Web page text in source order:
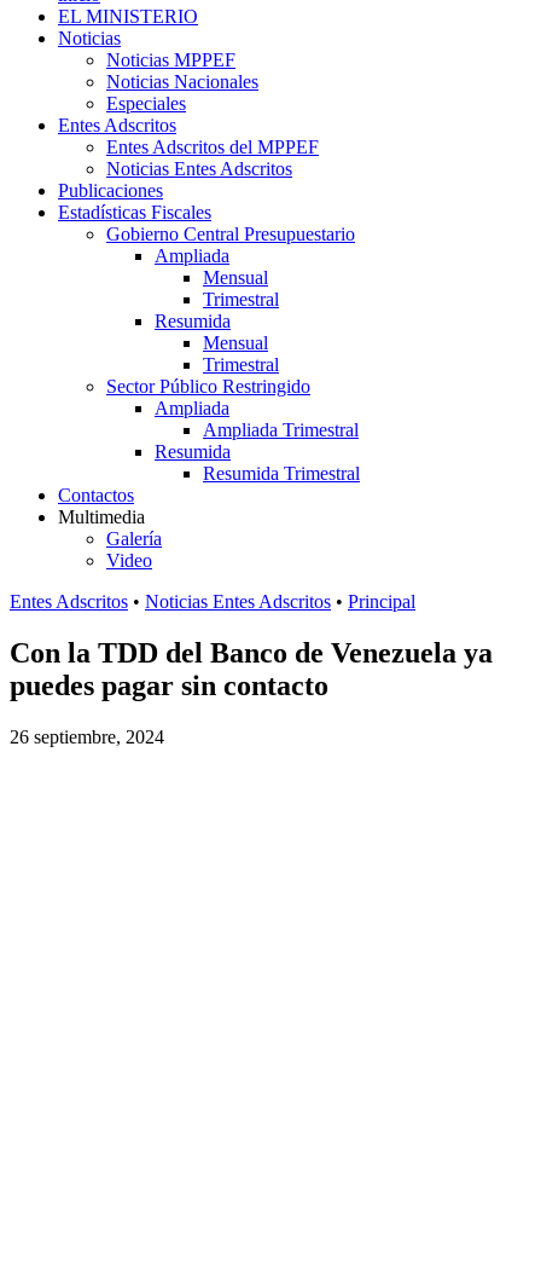
EL MINISTERIO
Noticias
Noticias MPPEF
Noticias Nacionales
Especiales
Entes Adscritos
Entes Adscritos del MPPEF
Noticias Entes Adscritos
Publicaciones
Estadísticas Fiscales
Gobierno Central Presupuestario
Ampliada
Mensual
Trimestral
Resumida
Mensual
Trimestral
Sector Público Restringido
Ampliada
Ampliada Trimestral
Resumida
Resumida Trimestral
Contactos
Multimedia
Galería
Video
Entes Adscritos • Noticias Entes Adscritos • Principal
Con la TDD del Banco de Venezuela ya
puedes pagar sin contacto
26 septiembre, 2024